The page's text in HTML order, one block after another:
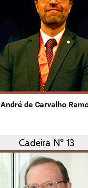
André de Carvalho
Cadeira Nº 13